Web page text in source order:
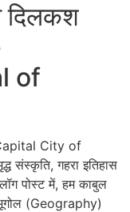
दिलकश
of
City of
संस्कृति, गहरा इतिहास
पोस्ट में, हम काबुल
(Geography)